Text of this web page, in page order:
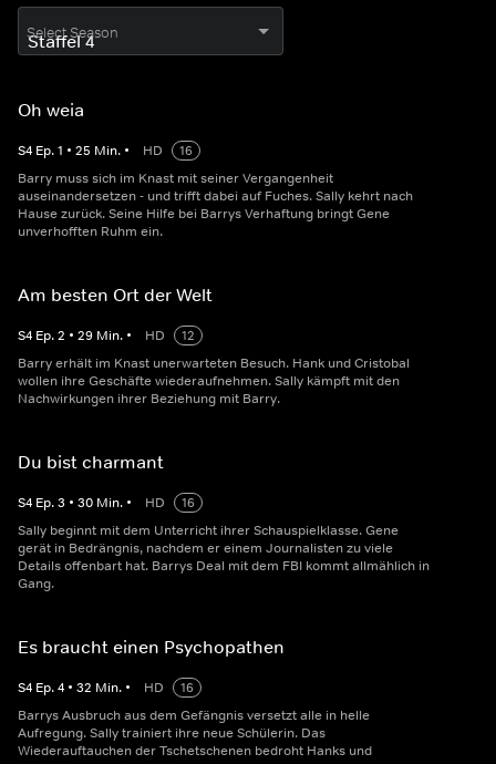
Select Season
Oh weia
S4 Ep.1 • 25 Min. • HD
16
Barry muss sich im Knast mit seiner Vergangenheit
auseinandersetzen - und trifft dabei auf Fuches. Sally kehrt nach
Hause zurück. Seine Hilfe bei Barrys Verhaftung bringt Gene
unverhofften Ruhm ein.
Am besten Ort der Welt
S4 Ep.2 • 29 Min. • HD
12
Barry erhält im Knast unerwarteten Besuch. Hank und Cristobal
wollen ihre Geschäfte wiederaufnehmen. Sally kämpft mit den
Nachwirkungen ihrer Beziehung mit Barry.
Du bist charmant
S4 Ep.3 • 30 Min. • HD
16
Sally beginnt mit dem Unterricht ihrer Schauspielklasse. Gene
gerät in Bedrängnis, nachdem er einem Journalisten zu viele
Details offenbart hat. Barrys Deal mit dem FBI kommt allmählich in
Gang.
Es braucht einen Psychopathen
S4 Ep.4 • 32 Min. • HD
16
Barrys Ausbruch aus dem Gefängnis versetzt alle in helle
Aufregung. Sally trainiert ihre neue Schülerin. Das
Wiederauftauchen der Tschetschenen bedroht Hanks und